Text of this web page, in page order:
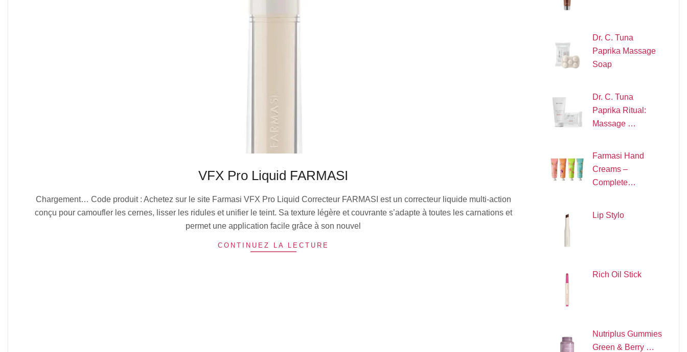
VFX Pro Liquid FARMASI
07-
04
Chargement… Code produit : Achetez sur le site Farmasi VFX Pro Liquid Correcteur FARMASI est un correcteur liquide multi-action
conçu pour camoufler les cernes, lisser les ridules et unifier le teint. Sa texture légère et couvrante s’adapte à toutes les carnations et
permet une application facile grâce à son nouvel
CONTINUEZ LA LECTURE
Dr. C. Tuna
Paprika Massage
Soap
Dr. C. Tuna
Paprika Ritual:
Massage …
Farmasi Hand
Creams –
Complete…
Lip Stylo
Rich Oil Stick
Nutriplus Gummies
Green & Berry …